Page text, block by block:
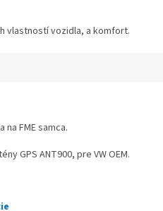
vlastností vozidla, a komfort.
na FME samca.
GPS ANT900, pre VW OEM.